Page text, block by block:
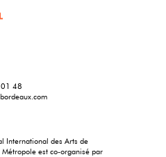
48
International des Arts de
Métropole est co-organisé par